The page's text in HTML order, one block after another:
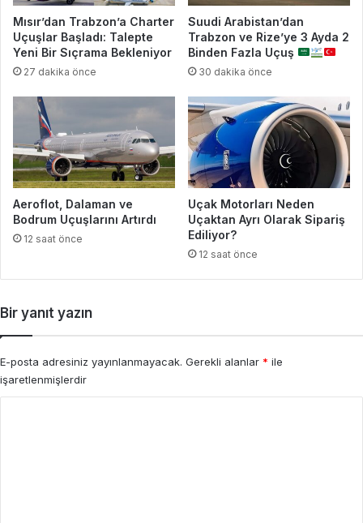
Mısır’dan Trabzon’a Charter
Uçuşlar Başladı: Talepte
Yeni Bir Sıçrama Bekleniyor
27 dakika önce
Suudi Arabistan’dan
Trabzon ve Rize’ye 3 Ayda 2
Binden Fazla Uçuş
30 dakika önce
Aeroflot, Dalaman ve
Bodrum Uçuşlarını Artırdı
12 saat önce
Uçak Motorları Neden
Uçaktan Ayrı Olarak Sipariş
Ediliyor?
12 saat önce
Bir yanıt yazın
E-posta adresiniz yayınlanmayacak. Gerekli alanlar * ile
işaretlenmişlerdir